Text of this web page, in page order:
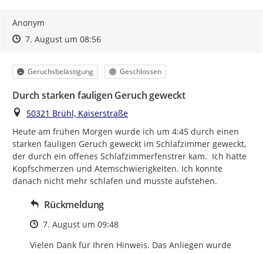
Anonym
Zeitpunkt des Erstellens
Zeitpunkt des Erstellens
7. August um 08:56Zur Äußerung
Kategorie
Geruchsbelästigung Status
Geschlossen
Durch starken fauligen Geruch geweckt
Ort
50321 Brühl, Kaiserstraße
Heute am frühen Morgen wurde ich um 4:45 durch einen
starken fauligen Geruch geweckt im Schlafzimmer geweckt,
der durch ein offenes Schlafzimmerfenstrer kam.  Ich hatte
Kopfschmerzen und Atemschwierigkeiten. Ich konnte
danach nicht mehr schlafen und musste aufstehen.
Rückmeldung
Zeitpunkt des Erstellens
7. August um 09:48
Vielen Dank für Ihren Hinweis. Das Anliegen wurde